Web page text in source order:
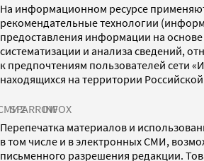
На информационном ресурсе
рекомендательные технологии
предоставления информации на основе
систематизации и анализа сведений,
к предпочтениям пользователей сети
находящихся на территории
SPARROWINFOX
Перепечатка материалов и
в том числе и в электронных СМИ,
письменного разрешения редакции.